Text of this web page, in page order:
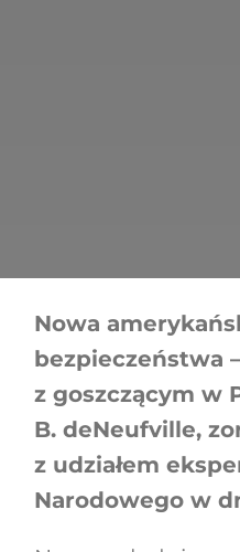
Nowa
bezpieczeństwa
z goszczącym w
B. deNeufville,
z udziałem
Narodowego w